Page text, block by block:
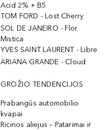
Acid 2% + B5
TOM FORD - Lost Cherry
SOL DE JANEIRO - Flor
Mistica
YVES SAINT LAURENT - Libre
ARIANA GRANDE - Cloud
GROŽIO TENDENCIJOS
Prabangūs automobilio
kvapai
Ricinos aliejus – Patarimai ir